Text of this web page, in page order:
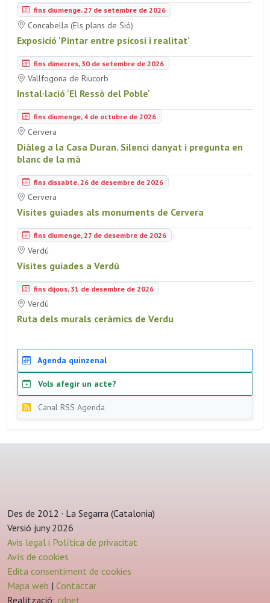
fins diumenge, 27 de setembre de 2026
Concabella (Els plans de Sió)
Exposició 'Pintar entre psicosi i realitat'
fins dimecres, 30 de setembre de 2026
Vallfogona de Riucorb
Instal·lació 'El Ressò del Poble'
fins diumenge, 4 de octubre de 2026
Cervera
Diàleg a la Casa Duran. Silenci danyat i pregunta en
blanc de la mà
fins dissabte, 26 de desembre de 2026
Cervera
Visites guiades als monuments de Cervera
fins diumenge, 27 de desembre de 2026
Verdú
Visites guiades a Verdú
fins dijous, 31 de desembre de 2026
Verdú
Ruta dels murals ceràmics de Verdu
Agenda quinzenal
Vols afegir un acte?
Canal RSS Agenda
Des de 2012 · La Segarra (Catalonia)
Versió juny 2026
Avis legal i Política de privacitat
Avís de cookies
Edita consentiment de cookies
Mapa web | Contactar
Realització: cdnet